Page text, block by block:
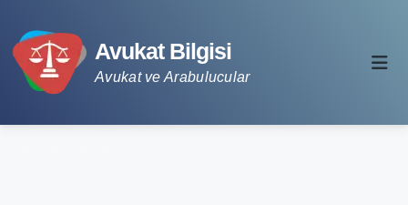
Avukat Bilgisi
Avukat ve Arabulucular